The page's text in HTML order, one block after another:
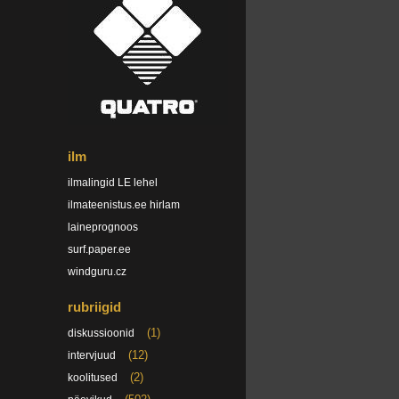
ilm
ilmalingid LE lehel
ilmateenistus.ee hirlam
laineprognoos
surf.paper.ee
windguru.cz
rubriigid
diskussioonid (1)
intervjuud (12)
koolitused (2)